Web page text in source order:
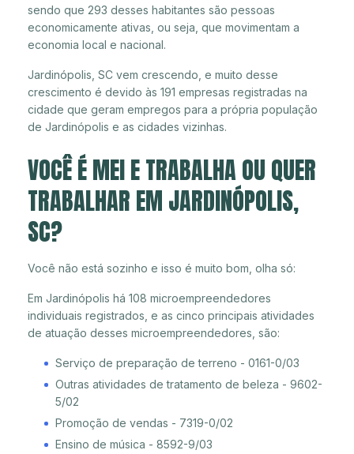
sendo que 293 desses habitantes são pessoas
economicamente ativas, ou seja, que movimentam a
economia local e nacional.
Jardinópolis, SC vem crescendo, e muito desse
crescimento é devido às 191 empresas registradas na
cidade que geram empregos para a própria população
de Jardinópolis e as cidades vizinhas.
VOCÊ É MEI E TRABALHA OU QUER
TRABALHAR EM JARDINÓPOLIS,
SC?
Você não está sozinho e isso é muito bom, olha só:
Em Jardinópolis há 108 microempreendedores
individuais registrados, e as cinco principais atividades
de atuação desses microempreendedores, são:
Serviço de preparação de terreno - 0161-0/03
Outras atividades de tratamento de beleza - 9602-
5/02
Promoção de vendas - 7319-0/02
Ensino de música - 8592-9/03